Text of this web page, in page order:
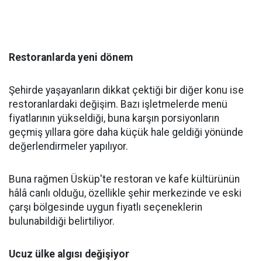
Restoranlarda yeni dönem
Şehirde yaşayanların dikkat çektiği bir diğer konu ise
restoranlardaki değişim. Bazı işletmelerde menü
fiyatlarının yükseldiği, buna karşın porsiyonların
geçmiş yıllara göre daha küçük hale geldiği yönünde
değerlendirmeler yapılıyor.
Buna rağmen Üsküp'te restoran ve kafe kültürünün
hâlâ canlı olduğu, özellikle şehir merkezinde ve eski
çarşı bölgesinde uygun fiyatlı seçeneklerin
bulunabildiği belirtiliyor.
Ucuz ülke algısı değişiyor